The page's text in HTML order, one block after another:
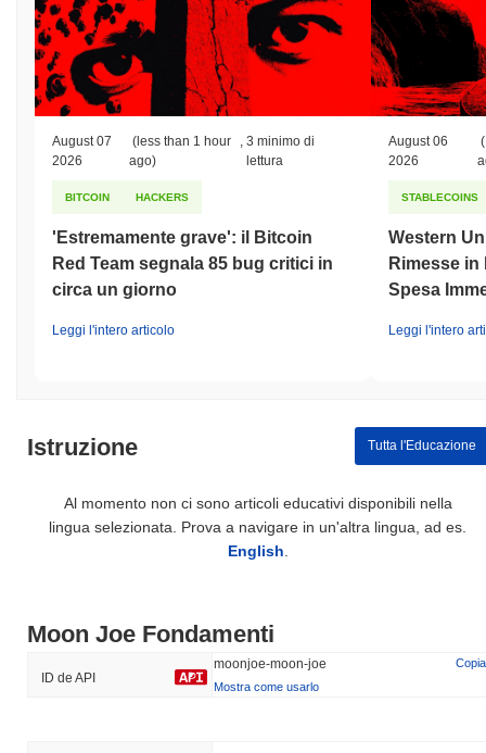
August 07
2026
(less than 1 hour
ago)
3 minimo di
lettura
BITCOIN HACKERS
'Estremamente grave': il Bitcoin
Red Team segnala 85 bug critici in
circa un giorno
Leggi l'intero articolo
August 06
2026
STABLECOINS
Western
Rimesse
Spesa
Leggi l'intero
Istruzione Tutta l'Educazione
Al momento non ci sono articoli educativi disponibili nella
lingua selezionata. Prova a navigare in un'altra lingua, ad es.
English
Moon Joe Fondamenti
ID de API
moonjoe-moon-joe
Copia
Mostra come usarlo